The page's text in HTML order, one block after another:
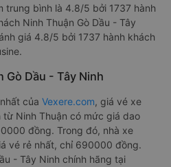
trung bình là 4.8/5 bởi 1737 hành
Ninh Thuận Gò Dầu - Tây
giá 4.8/5 bởi 1737 hành khách
Gò Dầu - Tây Ninh
của Vexere.com, giá vé xe
từ Ninh Thuận có mức giá dao
đồng. Trong đó, nhà xe
vé rẻ nhất, chỉ 690000 đồng.
- Tây Ninh chính hãng tại